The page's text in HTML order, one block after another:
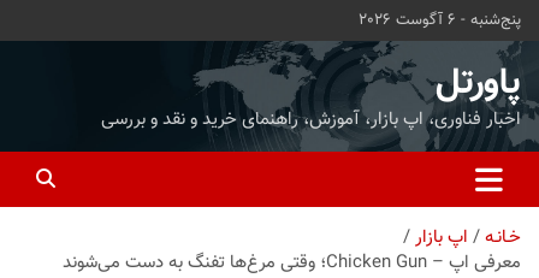
محتوا
بروید
پنج‌شنبه - 6 آگوست 2026
پاورتل
اخبار فناوری، اپ بازار، آموزش، راهنمای خرید و نقد و بررسی
خـانـه
اپ بازار
معرفی اپ – Chicken Gun؛ وقتی مرغ‌ها تفنگ به دست می‌شوند